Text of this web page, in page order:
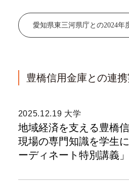
愛知県東三河県庁との2024年
豊橋信用金庫との連
2025.12.19 大学
地域経済を支える豊橋
現場の専門知識を学生
ーディネート特別講義